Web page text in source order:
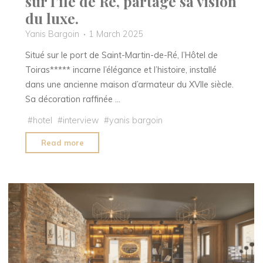
du luxe.
Yanis Bargoin
1 March 2025
Situé sur le port de Saint-Martin-de-Ré, l’Hôtel de
Toiras***** incarne l’élégance et l’histoire, installé
dans une ancienne maison d’armateur du XVIIe siècle.
Sa décoration raffinée …
#hotel #interview #yanis bargoin
Read more
Ligneul,
général
des
établissements
Hôtel
de
Toiras